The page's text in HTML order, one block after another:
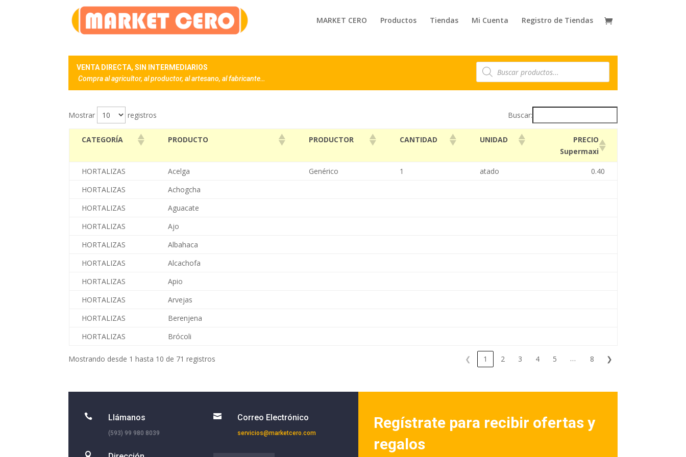
MARKET CERO Productos Tiendas Mi Cuenta Registro de Tiendas
VENTA DIRECTA, SIN INTERMEDIARIOS
Compra al agricultor, al productor, al artesano, al fabricante…
Búsqueda
de
productos
Mostrar registros Buscar:
CATEGORÍA PRODUCTO PRODUCTOR CANTIDAD UNIDAD
PRECIO
Supermaxi
HORTALIZAS Acelga Genérico 1 atado
0.40
HORTALIZAS
Achogcha
HORTALIZAS
Aguacate
HORTALIZAS
Ajo
HORTALIZAS
Albahaca
HORTALIZAS
Alcachofa
HORTALIZAS
Apio
HORTALIZAS
Arvejas
HORTALIZAS
Berenjena
HORTALIZAS
Brócoli
Mostrando desde 1 hasta 10 de 71 registros ❮ 1 2 3 4 5 … 8 ❯
 Llámanos
(593) 99 980 8039

 Correo Electrónico
servicios@marketcero.com
Regístrate para recibir ofertas y
regalos